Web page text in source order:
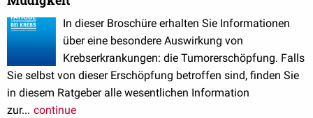
In dieser Broschüre erhalten Sie Informationen
über eine besondere Auswirkung von
Krebserkrankungen: die Tumorerschöpfung. Falls
Sie selbst von dieser Erschöpfung betroffen sind, finden Sie
in diesem Ratgeber alle wesentlichen Information
zur... continue